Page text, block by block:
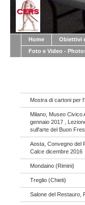
Home Obiettivi
Foto e Video -
Mostra di cartoni per
Milano, Museo Civico
gennaio 2017 ,
sull'arte del Buon
Aosta, Convegno del
Calce dicembre 2016
Mondaino (Rimini)
Treglio (Chieti)
Salone del Restauro,